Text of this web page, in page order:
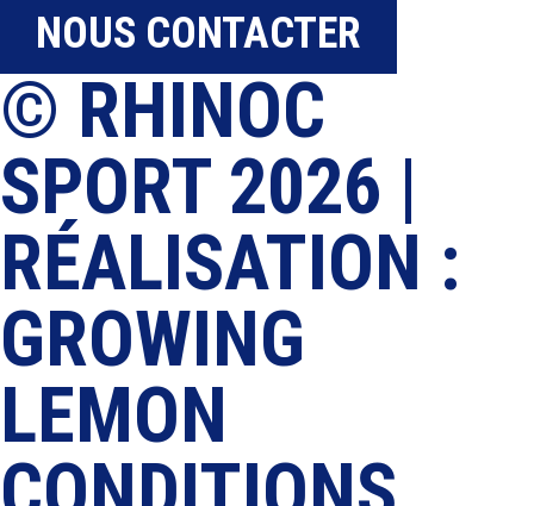
NOUS CONTACTER
© RHINOC
SPORT 2026 |
RÉALISATION :
GROWING
LEMON